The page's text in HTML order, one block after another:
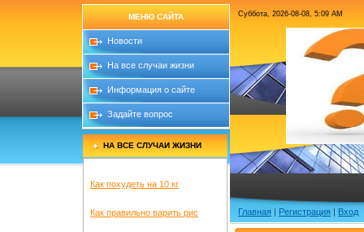
МЕНЮ САЙТА
Новости
На все случаи жизни
Информация о сайте
Задайте вопрос
НА ВСЕ СЛУЧАИ ЖИЗНИ
Как похудеть на 10 кг
Как правильно варить рис
Суббота, 2026-08-08, 5:09 AM
Главная | Регистрация | Вход